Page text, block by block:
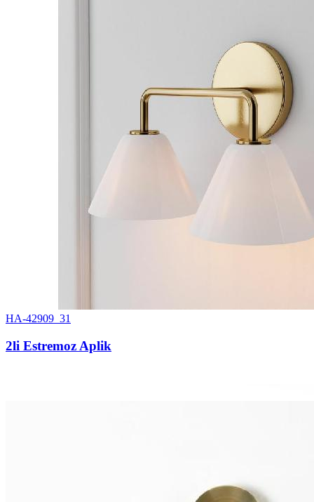
HA-42909_31
2li Estremoz Aplik